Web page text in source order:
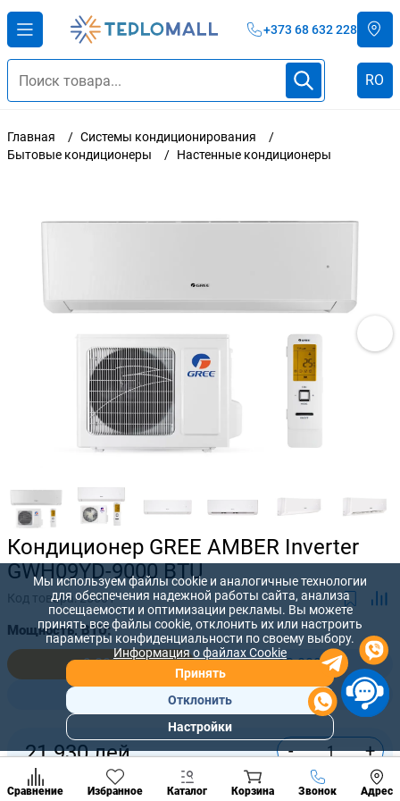
+373 68 632 228
RO
Главная
Системы кондиционирования
Бытовые кондиционеры
Настенные кондиционеры
Кондиционер GREE AMBER Inverter
GWH09YD-9000 BTU
Код товара:25601
Мощность, BTU:
9 000
12 000
24 000
21 930лей - +
Купить сейчас
Сравнение Избранное Каталог Корзина Звонок Адрес
Позвонить
разделы
Мы используем файлы cookie и аналогичные технологии
для обеспечения надежной работы сайта, анализа
посещаемости и оптимизации рекламы. Вы можете
принять все файлы cookie, отклонить их или настроить
параметры конфиденциальности по своему выбору.
Информация о файлах Cookie
Принять
Отклонить
Настройки